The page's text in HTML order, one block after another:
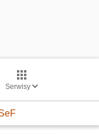
Serwisy